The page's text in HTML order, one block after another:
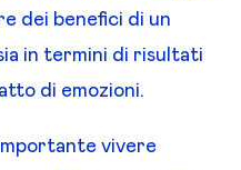
dei benefici di un
in termini di risultati
di emozioni.
vivere